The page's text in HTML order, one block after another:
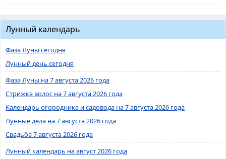
Лунный календарь
Фаза Луны сегодня
Лунный день сегодня
Фаза Луны на 7 августа 2026 года
Стрижка волос на 7 августа 2026 года
Календарь огородника и садовода на 7 августа 2026 года
Лунные дела на 7 августа 2026 года
Свадьба 7 августа 2026 года
Лунный календарь на август 2026 года